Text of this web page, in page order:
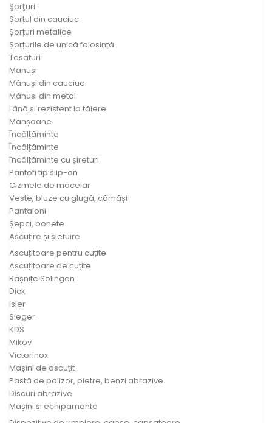
Şorţuri
Șorțul din cauciuc
Șorțuri metalice
Șorțurile de unică folosință
Tesături
Mănuși
Mănuși din cauciuc
Mănuși din metal
Lână și rezistent la tăiere
Manșoane
Încălțăminte
Încălțăminte
încălțăminte cu șireturi
Pantofi tip slip-on
Cizmele de măcelar
Veste, bluze cu glugă, cămăși
Pantaloni
Șepci, bonete
Ascuțire și șlefuire
Ascuțitoare pentru cuțite
Ascuțitoare de cuțite
Râșnițe Solingen
Dick
Isler
Sieger
KDS
Mikov
Victorinox
Mașini de ascuțit
Pastă de polizor, pietre, benzi abrazive
Discuri abrazive
Mașini și echipamente